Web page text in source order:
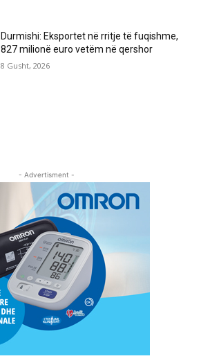
Durmishi: Eksportet në rritje të fuqishme,
827 milionë euro vetëm në qershor
8 Gusht, 2026
- Advertisment -